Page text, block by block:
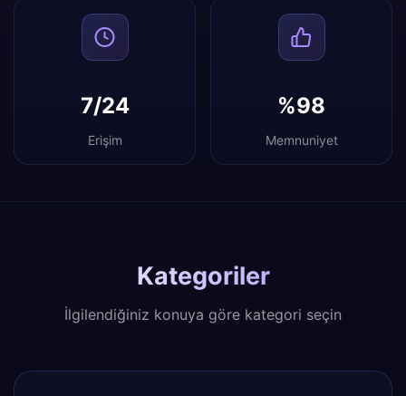
7/24
Erişim
%98
Memnuniyet
Kategoriler
İlgilendiğiniz konuya göre kategori seçin